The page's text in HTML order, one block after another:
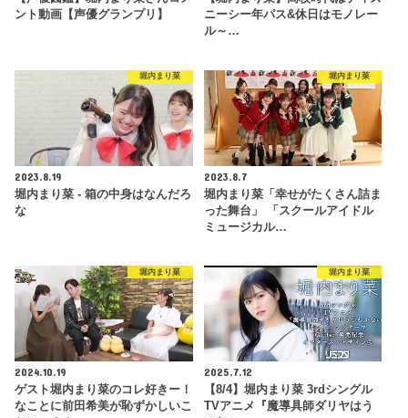
ント動画【声優グランプリ】
ニーシー年パス&休日はモノレー
ル～…
堀内まり菜
2023.8.19
堀内まり菜 - 箱の中身はなんだろ
な
堀内まり菜
2023.8.7
堀内まり菜「幸せがたくさん詰ま
った舞台」 「スクールアイドル
ミュージカル…
堀内まり菜
2024.10.19
ゲスト堀内まり菜のコレ好きー！
なことに前田希美が恥ずかしいこ
堀内まり菜
2025.7.12
【8/4】堀内まり菜 3rdシングル
TVアニメ『魔導具師ダリヤはう